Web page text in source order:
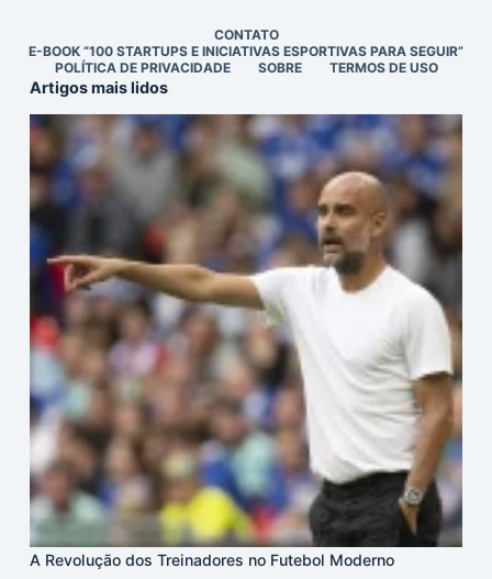
CONTATO
E-BOOK “100 STARTUPS E INICIATIVAS ESPORTIVAS PARA SEGUIR”
POLÍTICA DE PRIVACIDADE
SOBRE TERMOS DE USO
Artigos mais lidos
A Revolução dos Treinadores no Futebol Moderno